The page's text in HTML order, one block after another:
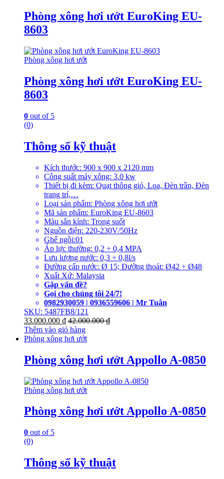
Phòng xông hơi ướt EuroKing EU-
8603
Phòng xông hơi ướt
Phòng xông hơi ướt EuroKing EU-
8603
0 out of 5
(0)
Thông số kỹ thuật
Kích thước: 900 x 900 x 2120 mm
Công suất máy xông: 3.0 kw
Thiết bị đi kèm: Quạt thông gió, Loa, Đèn trần, Đèn
trang trí,…
Loại sản phẩm: Phòng xông hơi ướt
Mã sản phẩm: EuroKing EU-8603
Màu sắn kính: Trong suốt
Nguồn điện: 220-230V/50Hz
Ghế ngồi:01
Áp lực thường: 0,2 ÷ 0,4 MPA
Lưu lượng nước: 0,3 ÷ 0,8l/s
Đường cấp nước: Ø 15; Đường thoát: Ø42 ÷ Ø48
Xuất Xứ: Malaysia
Gặp vấn đề?
Gọi cho chúng tôi 24/7!
0982930059 | 0936559606 | Mr Tuân
SKU: 5487FB8/121
33.000.000 ₫ 42.000.000₫
Thêm vào giỏ hàng
Phòng xông hơi ướt
Phòng xông hơi ướt Appollo A-0850
Phòng xông hơi ướt
Phòng xông hơi ướt Appollo A-0850
0 out of 5
(0)
Thông số kỹ thuật